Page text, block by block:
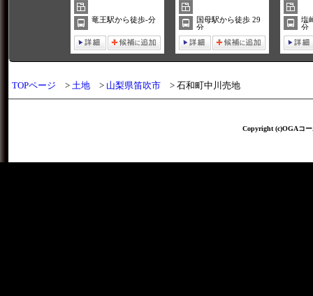
竜王駅から徒歩-分
国母駅から徒歩 29
分
塩
分
TOPページ 土地 山梨県笛吹市 石和町中川売地
Copyright (c)OGAコ